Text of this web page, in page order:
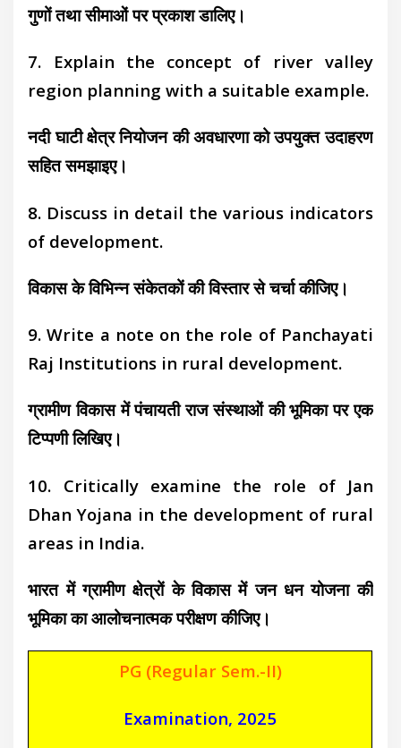
गुणों तथा सीमाओं पर प्रकाश डालिए।
7. Explain the concept of river valley
region planning with a suitable example.
नदी घाटी क्षेत्र नियोजन की अवधारणा को उपयुक्त उदाहरण
सहित समझाइए।
8. Discuss in detail the various indicators
of development.
विकास के विभिन्न संकेतकों की विस्तार से चर्चा कीजिए।
9. Write a note on the role of Panchayati
Raj Institutions in rural development.
ग्रामीण विकास में पंचायती राज संस्थाओं की भूमिका पर एक
टिप्पणी लिखिए।
10. Critically examine the role of Jan
Dhan Yojana in the development of rural
areas in India.
भारत में ग्रामीण क्षेत्रों के विकास में जन धन योजना की
भूमिका का आलोचनात्मक परीक्षण कीजिए।
PG (Regular Sem.-II)
Examination, 2025